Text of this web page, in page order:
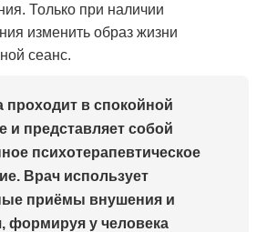
Только при наличии
изменить образ жизни
сеанс.
проходит в спокойной
и представляет собой
психотерапевтическое
Врач использует
приёмы внушения и
формируя у человека